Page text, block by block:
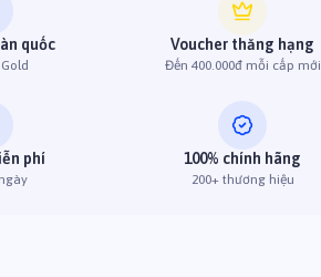
quốc Voucher thăng hạng
Đến 400.000đ mỗi cấp mới
phí 100% chính hãng
200+ thương hiệu